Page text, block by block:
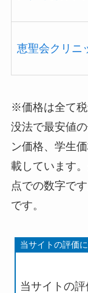
恵聖会クリニ
※価格は全て
没法で最安値
ン価格、学生
載しています
点での数字で
です。
当サイトの評価
当サイトの